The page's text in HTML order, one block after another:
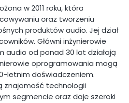
w 2011 roku, która
oraz tworzeniu
produktów audio. Jej dział
Główni inżynierowie
audio od ponad 30 lat działają
oprogramowania mogą
letnim doświadczeniem.
znajomość technologii
segmencie oraz daje szeroki